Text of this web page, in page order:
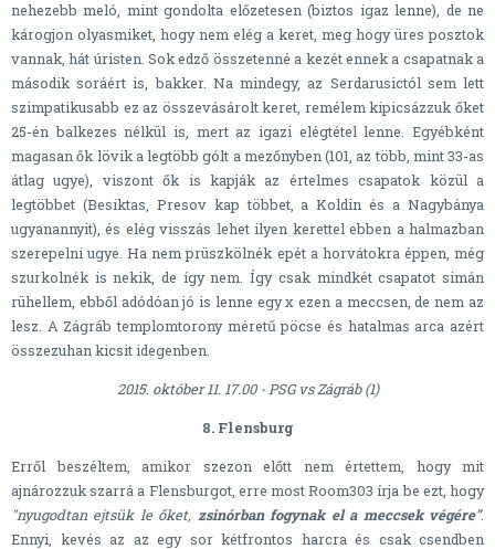
nehezebb meló, mint gondolta előzetesen (biztos igaz lenne), de ne
károgjon olyasmiket, hogy nem elég a keret, meg hogy üres posztok
vannak, hát úristen. Sok edző összetenné a kezét ennek a csapatnak a
második soráért is, bakker. Na mindegy, az Serdarusictól sem lett
szimpatikusabb ez az összevásárolt keret, remélem kipicsázzuk őket
25-én balkezes nélkül is, mert az igazi elégtétel lenne. Egyébként
magasan ők lövik a legtöbb gólt a mezőnyben (101, az több, mint 33-as
átlag ugye), viszont ők is kapják az értelmes csapatok közül a
legtöbbet (Besiktas, Presov kap többet, a Koldin és a Nagybánya
ugyanannyit), és elég visszás lehet ilyen kerettel ebben a halmazban
szerepelni ugye. Ha nem prüszkölnék epét a horvátokra éppen, még
szurkolnék is nekik, de így nem. Így csak mindkét csapatot simán
rühellem, ebből adódóan jó is lenne egy x ezen a meccsen, de nem az
lesz. A Zágráb templomtorony méretű pöcse és hatalmas arca azért
összezuhan kicsit idegenben.
2015. október 11. 17.00 - PSG vs Zágráb (1)
8. Flensburg
Erről beszéltem, amikor szezon előtt nem értettem, hogy mit
ajnározzuk szarrá a Flensburgot, erre most Room303 írja be ezt, hogy
"nyugodtan ejtsük le őket, zsinórban fogynak el a meccsek végére".
Ennyi, kevés az az egy sor kétfrontos harcra és csak csendben